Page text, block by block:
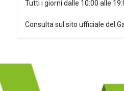
Tutti i giorni dalle 10:00 alle
Consulta sul sito ufficiale del